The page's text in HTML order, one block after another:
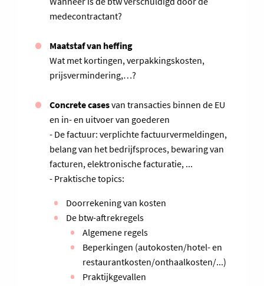
medecontractant?
Maatstaf van heffing
Wat met kortingen, verpakkingskosten,
prijsvermindering,…?
Concrete casesvan transacties binnen de EU
en in- en uitvoer van goederen
- De factuur: verplichte factuurvermeldingen,
belang van het bedrijfsproces, bewaring van
facturen, elektronische facturatie, ...
- Praktische topics:
Doorrekening van kosten
De btw-aftrekregels
Algemene regels
Beperkingen (autokosten/hotel- en
restaurantkosten/onthaalkosten/...)
Praktijkgevallen